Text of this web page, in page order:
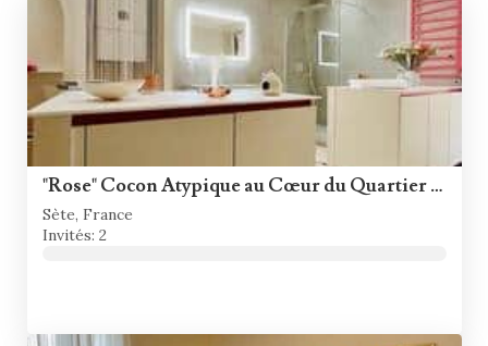
"Rose" Cocon Atypique au Cœur du Quartier Haut
Sète, France
Invités: 2